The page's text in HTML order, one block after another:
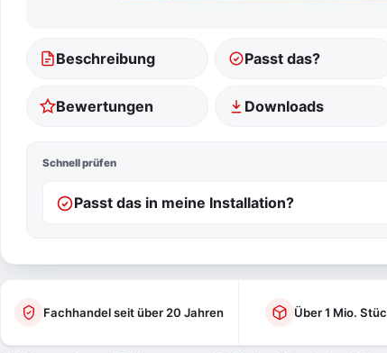
Beschreibung Passt das?
Bewertungen Downloads
Schnell prüfen
Passt das in meine Installation?
Fachhandel seit über 20 Jahren Über 1 Mio.